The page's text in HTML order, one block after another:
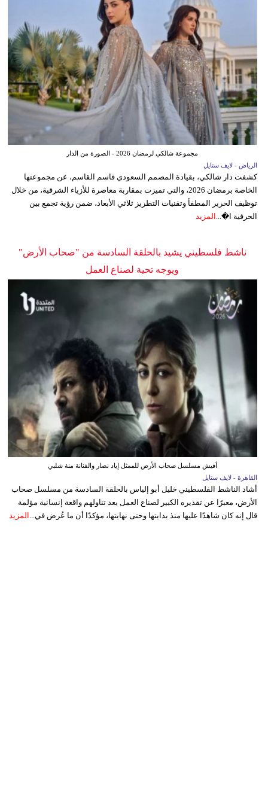
مجموعة شالكي لرمضان 2026 - الصورة من الدار
الرياض - لايف ستايل
كشفت دار شالكي، بقيادة المصمم السعودي قاسم القاسم، عن مجموعتها
الخاصة برمضان 2026، والتي تميزت بمقاربة معاصرة للأزياء الشرقية، من خلال
توظيف الحرير المطفأ وتقنيات التطريز ثلاثي الأبعاد، ضمن رؤية تجمع بين
الحرفية ا�... المزيد
ناشط فلسطيني يشيد بالحلقة السادسة من "صحاب الأرض"
ويوجه تحية لصناع العمل
أفيش مسلسل صحاب الأرض للممثل إياد نصار والفنانة منة شلبي
القاهرة - لايف ستايل
أشاد الناشط الفلسطيني خليل أبو إلياس بالحلقة السادسة من مسلسل صحاب
الأرض، معبرًا عن تقديره الكبير لصناع العمل بعد تناولهم واقعة إنسانية مؤلمة
قال إنه كان شاهدًا عليها منذ بدايتها وحتى نهايتها، مؤكدًا أن ما عُرض في... المزيد